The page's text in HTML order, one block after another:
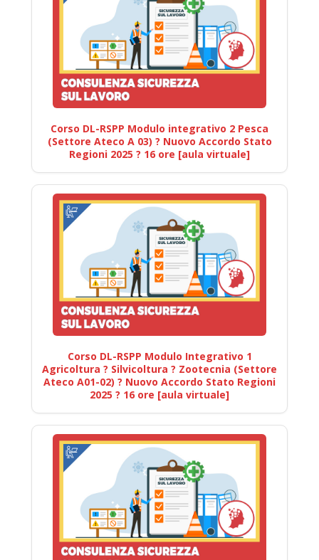
Corso DL-RSPP Modulo integrativo 2 Pesca
(Settore Ateco A 03) ? Nuovo Accordo Stato
Regioni 2025 ? 16 ore [aula virtuale]
Corso DL-RSPP Modulo Integrativo 1
Agricoltura ? Silvicoltura ? Zootecnia (Settore
Ateco A01-02) ? Nuovo Accordo Stato Regioni
2025 ? 16 ore [aula virtuale]